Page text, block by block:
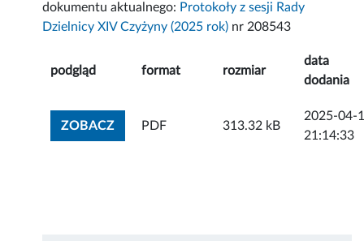
dokumentu aktualnego: Protokoły z sesji Rady
Dzielnicy XIV Czyżyny (2025 rok) nr 208543
podgląd format rozmiar
data
dodania
ZOBACZZOBACZ ZAŁĄCZNIK
PDF 313.32 kB
2025-04-
21:14:33